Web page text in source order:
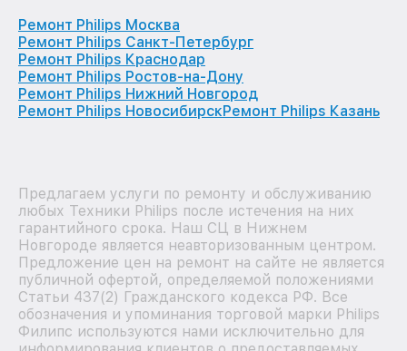
Ремонт Philips Москва
Ремонт Philips Санкт-Петербург
Ремонт Philips Краснодар
Ремонт Philips Ростов-на-Дону
Ремонт Philips Нижний Новгород
Ремонт Philips НовосибирскРемонт Philips Казань
Предлагаем услуги по ремонту и обслуживанию
любых Техники Philips после истечения на них
гарантийного срока. Наш СЦ в Нижнем
Новгороде является неавторизованным центром.
Предложение цен на ремонт на сайте не является
публичной офертой, определяемой положениями
Статьи 437(2) Гражданского кодекса РФ. Все
обозначения и упоминания торговой марки Philips
Филипс используются нами исключительно для